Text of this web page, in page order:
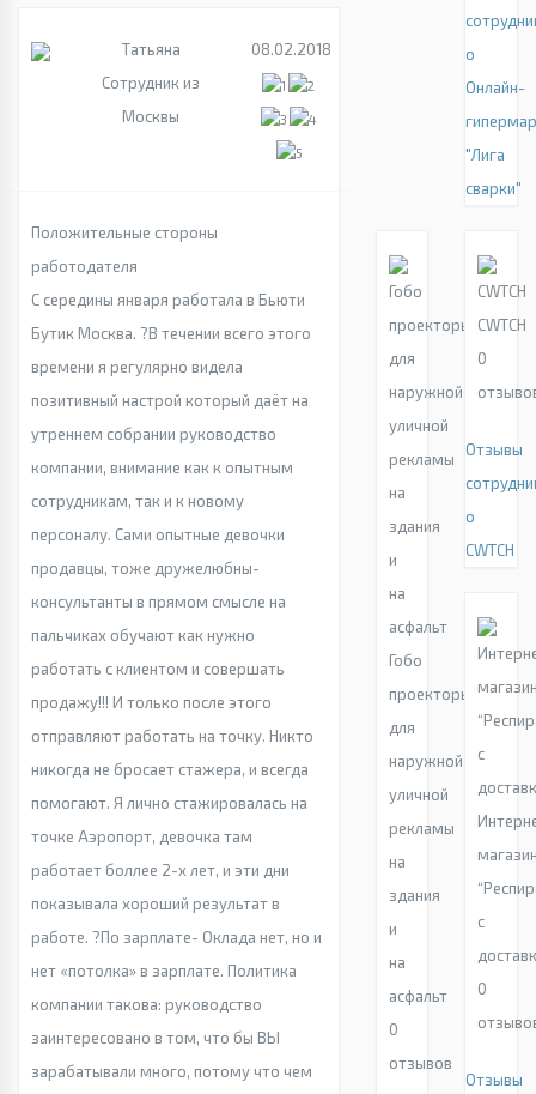
Татьяна
Сотрудник из
Москвы
08.02.2018
Положительные стороны
работодателя
С середины января работала в Бьюти
Бутик Москва. ?В течении всего этого
времени я регулярно видела
позитивный настрой который даёт на
утреннем собрании руководство
компании, внимание как к опытным
сотрудникам, так и к новому
персоналу. Сами опытные девочки
продавцы, тоже дружелюбны-
консультанты в прямом смысле на
пальчиках обучают как нужно
работать с клиентом и совершать
продажу!!! И только после этого
отправляют работать на точку. Никто
никогда не бросает стажера, и всегда
помогают. Я лично стажировалась на
точке Аэропорт, девочка там
работает боллее 2-х лет, и эти дни
показывала хороший результат в
работе. ?По зарплате- Оклада нет, но и
нет «потолка» в зарплате. Политика
компании такова: руководство
заинтересовано в том, что бы ВЫ
зарабатывали много, потому что чем
о
Онлайн-
"Лига
сварки"
Гобо
проекторы
для
наружной
уличной
рекламы
на
здания
и
на
асфальт
0
отзывов
CWTCH
0
Отзывы
о
CWTCH
с
0
Отзывы